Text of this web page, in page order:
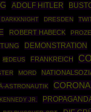
ADOLF HITLER
DRESDEN
ROBERT HABECK
DEMONSTRATION
種DEUS FRANKREICH
MORD
ASTRONAUTIK
JR.